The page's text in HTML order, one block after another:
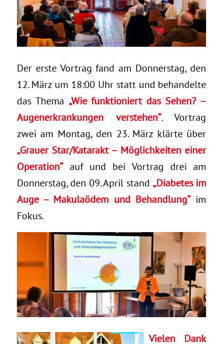
Der erste Vortrag fand am Donnerstag, den
12. März um 18:00 Uhr statt und behandelte
das Thema „Wie funktioniert das Sehen? –
Augenerkrankungen verstehen“. Vortrag
zwei am Montag, den 23. März klärte über
„Grauer Star/Katarakt – Möglichkeiten einer
Operation“auf und bei Vortrag drei am
Donnerstag, den 09. April stand „Diabetes im
Auge – Makulaödem und Behandlung“ im
Fokus.
Vielen Dank